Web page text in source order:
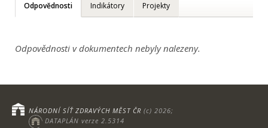
Odpovědnosti Indikátory Projekty
Odpovědnosti v dokumentech nebyly nalezeny.
NÁRODNÍ SÍŤ ZDRAVÝCH MĚST ČR (c) 2026;
DATAPLÁN verze 2.5314